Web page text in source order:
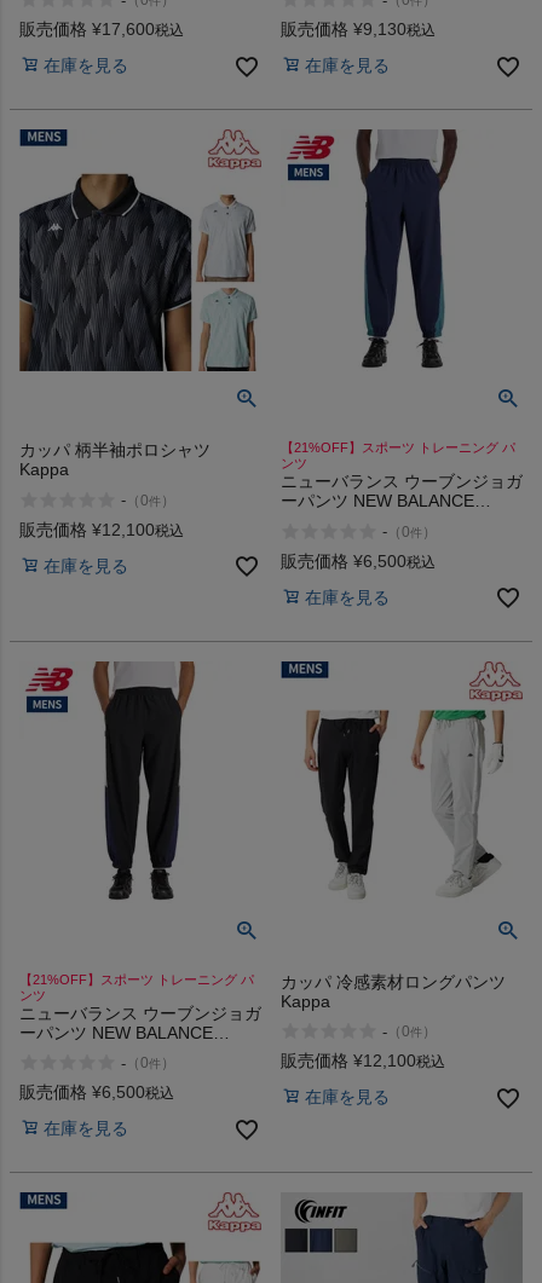
販売価格 ¥17,600税込
在庫を見る
販売価格 ¥9,130税込
在庫を見る
カッパ 柄半袖ポロシャツ
Kappa
- （0件 ）
販売価格 ¥12,100税込
在庫を見る
【21%OFF】スポーツ トレーニング パ
ンツ
ニューバランス ウーブンジョガ
ーパンツ NEW BALANCE
- （0件 ）
販売価格 ¥6,500税込
在庫を見る
【21%OFF】スポーツ トレーニング パ
ンツ
ニューバランス ウーブンジョガ
ーパンツ NEW BALANCE
- （0件 ）
販売価格 ¥6,500税込
在庫を見る
カッパ 冷感素材ロングパンツ
Kappa
- （0件 ）
販売価格 ¥12,100税込
在庫を見る